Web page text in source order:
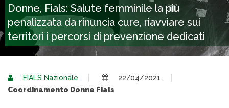
Donne, Fials: Salute femminile la più
penalizzata da rinuncia cure, riavviare sui
territori i percorsi di prevenzione dedicati
FIALS Nazionale
22/04/2021
Coordinamento Donne Fials